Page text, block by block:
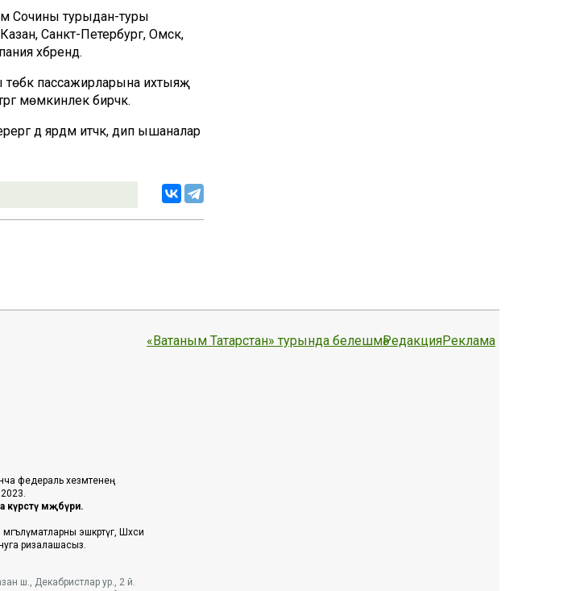
Сочины турыдан-туры
Санкт-Петербург, Омск,
хәбәрендә.
төбәк пассажирларына ихтыяҗ
мөмкинлек бирәчәк.
дә ярдәм итәчәк, дип ышаналар
федераль хезмәтенең
мәҗбүри.
эшкәртүгә, Шәхси
ризалашасыз.
«Ватаным Татарстан» турында белешмәРедакцияРеклама
ш., Декабристлар ур., 2 й.